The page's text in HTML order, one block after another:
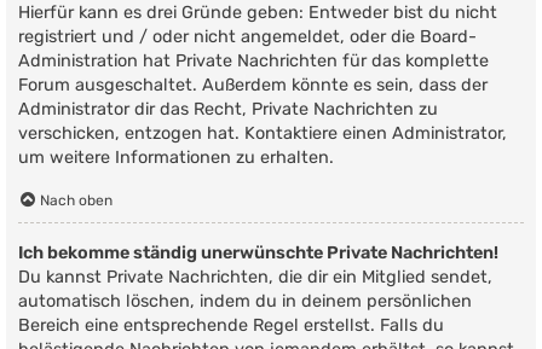
Hierfür kann es drei Gründe geben: Entweder bist du nicht
registriert und / oder nicht angemeldet, oder die Board-
Administration hat Private Nachrichten für das komplette
Forum ausgeschaltet. Außerdem könnte es sein, dass der
Administrator dir das Recht, Private Nachrichten zu
verschicken, entzogen hat. Kontaktiere einen Administrator,
um weitere Informationen zu erhalten.
Nach oben
Ich bekomme ständig unerwünschte Private Nachrichten!
Du kannst Private Nachrichten, die dir ein Mitglied sendet,
automatisch löschen, indem du in deinem persönlichen
Bereich eine entsprechende Regel erstellst. Falls du